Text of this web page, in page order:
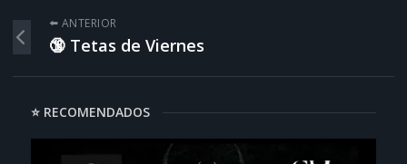
⬅️ ANTERIOR
🔞 Tetas de Viernes
⭐ RECOMENDADOS